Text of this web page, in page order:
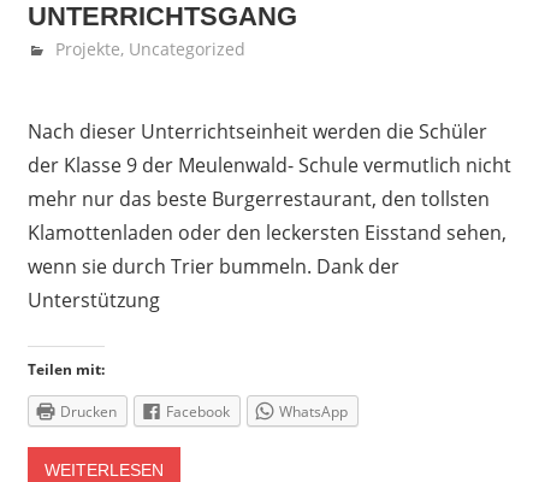
NTERRICHTSGANG
Juni 28, 2018
Fedor Gehlen
Projekte, Uncategorized
Nach dieser Unterrichtseinheit werden die Schüler
der Klasse 9 der Meulenwald- Schule vermutlich nicht
mehr nur das beste Burgerrestaurant, den tollsten
Klamottenladen oder den leckersten Eisstand sehen,
wenn sie durch Trier bummeln. Dank der
Unterstützung
Teilen mit:
Drucken Facebook WhatsApp
WEITERLESEN